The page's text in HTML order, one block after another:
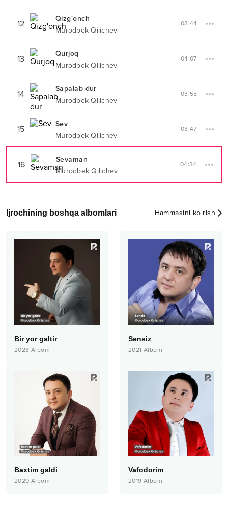
12
Qizg'onch
Murodbek Qilichev
03:44
13
Qurjoq
Murodbek Qilichev
04:07
14
Sapalab dur
Murodbek Qilichev
03:55
15
Sev
Murodbek Qilichev
03:47
16
Sevaman
Murodbek Qilichev
04:34
Ijrochining boshqa albomlari Hammasini ko‘rish
Bir yor galtir
2023 Albom
Sensiz
2021 Albom
Baxtim galdi
2020 Albom
Vafodorim
2019 Albom